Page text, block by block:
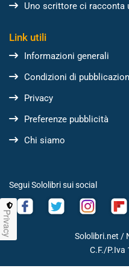
Uno scrittore ci racconta
Link utili
Informazioni generali
Condizioni di
Privacy
Preferenze pubblicità
Chi siamo
Segui Sololibri sui social
Sololibri.net /
C.F./
Privacy